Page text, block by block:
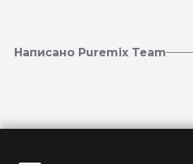
Написано Puremix Team